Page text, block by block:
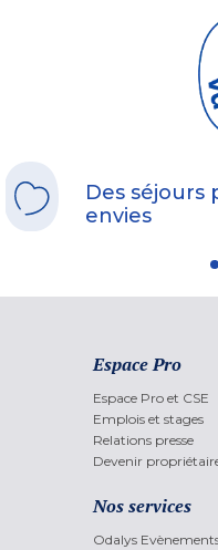
Des séjours
envies
Espace Pro
Espace Pro et CSE
Emplois et stages
Relations presse
Devenir
Nos services
Odalys